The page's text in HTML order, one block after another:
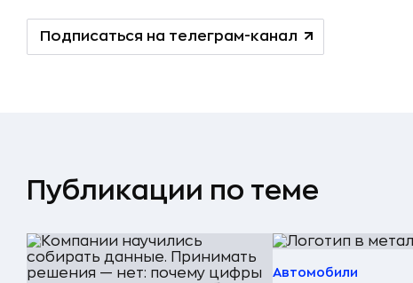
Подписаться на телеграм-канал
Публикации по теме
Автомобили